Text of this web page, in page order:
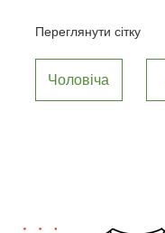
Переглянути сітку
Чоловіча